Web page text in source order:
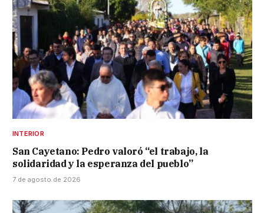
INTERIOR
San Cayetano: Pedro valoró “el trabajo, la
solidaridad y la esperanza del pueblo”
7 de agosto de 2026